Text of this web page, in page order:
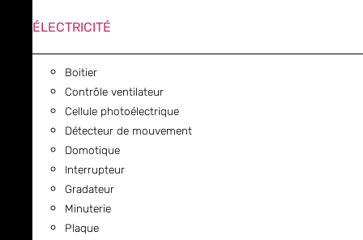
ÉLECTRICITÉ
Boitier
Contrôle ventilateur
Cellule photoélectrique
Détecteur de mouvement
Domotique
Interrupteur
Gradateur
Minuterie
Plaque